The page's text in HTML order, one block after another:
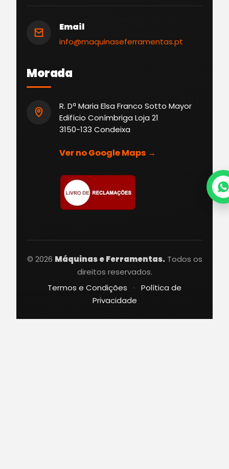
Email
info@maquinaseferramentas.pt
Morada
R. Dª Maria Elsa Franco Sotto Mayor
Edifício Conímbriga Loja 21
3150-133 Condeixa
Ver no Google Maps →
© 2026 Máquinas e Ferramentas.Todos os
direitos reservados.
Termos e Condições
·
Política de
Privacidade